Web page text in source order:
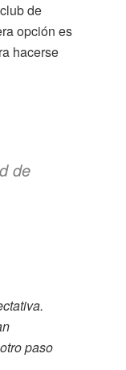
de
opción es
hacerse
de
paso